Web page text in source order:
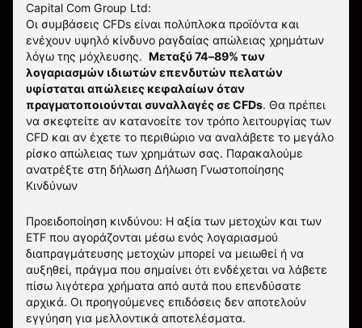
Capital Com Group Ltd:
Οι συμβάσεις CFDs είναι πολύπλοκα προϊόντα και
ενέχουν υψηλό κίνδυνο ραγδαίας απώλειας χρημάτων
λόγω της μόχλευσης. Μεταξύ 74–89% των
λογαριασμών ιδιωτών επενδυτών πελατών
υφίσταται απώλειες κεφαλαίων όταν
πραγματοποιούνται συναλλαγές σε CFDs. Θα πρέπει
να σκεφτείτε αν κατανοείτε τον τρόπο λειτουργίας των
CFD και αν έχετε το περιθώριο να αναλάβετε το μεγάλο
ρίσκο απώλειας των χρημάτων σας. Παρακαλούμε
ανατρέξτε στη δήλωση Δήλωση Γνωστοποίησης
Κινδύνων
Προειδοποίηση κινδύνου: Η αξία των μετοχών και των
ETF που αγοράζονται μέσω ενός λογαριασμού
διαπραγμάτευσης μετοχών μπορεί να μειωθεί ή να
αυξηθεί, πράγμα που σημαίνει ότι ενδέχεται να λάβετε
πίσω λιγότερα χρήματα από αυτά που επενδύσατε
αρχικά. Οι προηγούμενες επιδόσεις δεν αποτελούν
εγγύηση για μελλοντικά αποτελέσματα.